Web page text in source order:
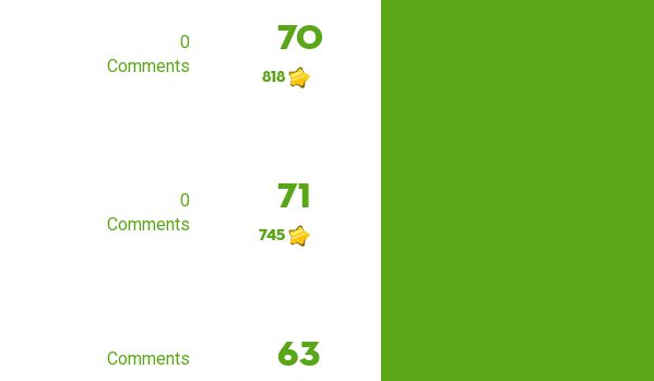
0
Comments
70
818
0
Comments
71
745
Comments 63